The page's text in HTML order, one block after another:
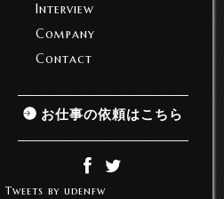
Interview
Company
Contact
お仕事の依頼はこちら
Tweets by udenfw